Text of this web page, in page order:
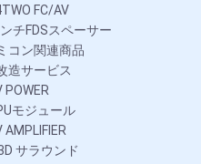
FC/AV
チFDSスペーサー
コン関連商品
造サービス
POWER
モジュール
AMPLIFIER
サラウンド